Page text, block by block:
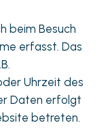
beim Besuch
erfasst. Das
Uhrzeit des
Daten erfolgt
betreten.